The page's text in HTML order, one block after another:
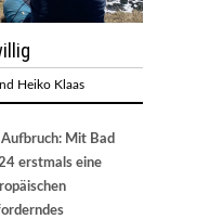
Heiko Klaas
Mit Bad
erstmals eine